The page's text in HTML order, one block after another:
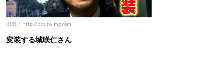
出典：http://pbs.twimg.com
変装する城咲仁さん